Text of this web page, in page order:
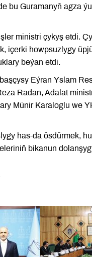
bu Guramanyň agza
ministri çykyş etdi.
içerki howpsuzlygy
beýan etdi.
Eýran Yslam
Radan, Adalat
Münir Karaloglu we
has-da ösdürmek,
bikanun